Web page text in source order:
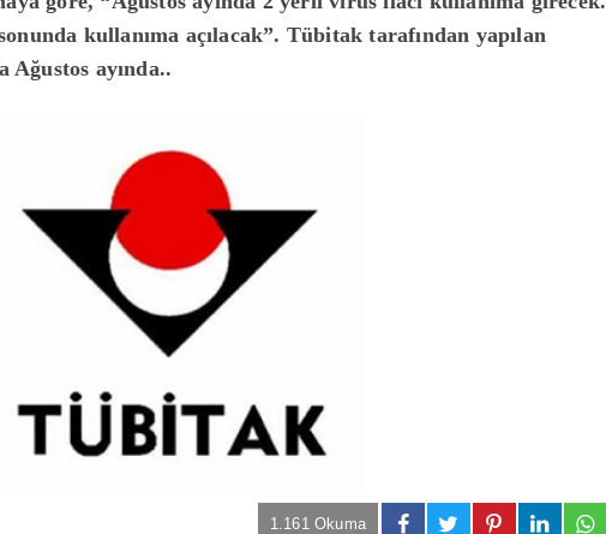
kullanıma açılacak”. Tübitak tarafından yapılan
Ağustos ayında..
1.161 Okuma